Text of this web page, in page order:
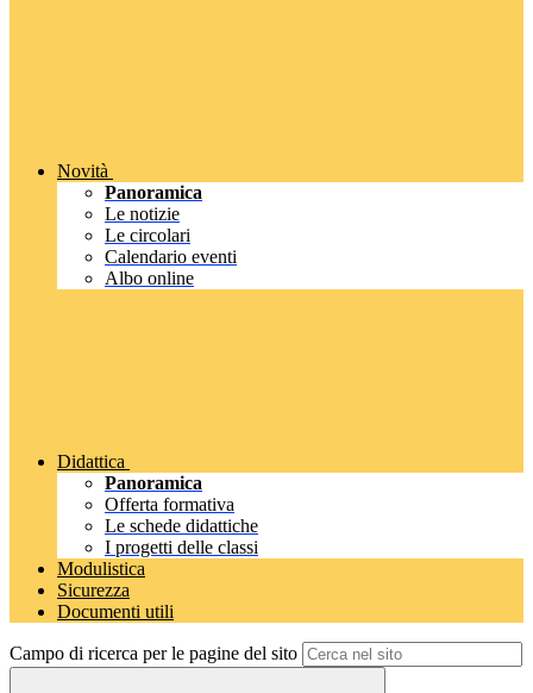
Novità
Panoramica
Le notizie
Le circolari
Calendario eventi
Albo online
Didattica
Panoramica
Offerta formativa
Le schede didattiche
I progetti delle classi
Modulistica
Sicurezza
Documenti utili
Campo di ricerca per le pagine del sito